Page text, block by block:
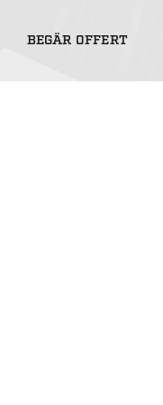
BEGÄR OFFERT